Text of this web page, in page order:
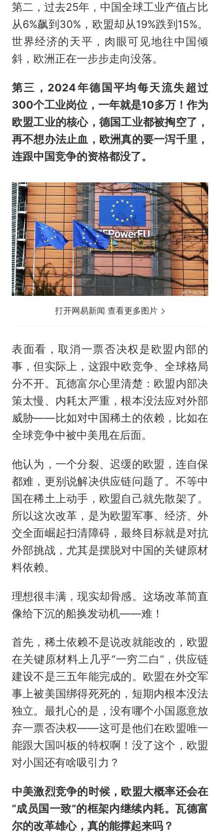
第二，过去25年，中国全球工业产值占比
从6%飙到30%，欧盟却从19%跌到15%。
世界经济的天平，肉眼可见地往中国倾
斜，欧洲正在一步步走向没落。
第三，2024年德国平均每天流失超过
300个工业岗位，一年就是10多万！作为
欧盟工业的核心，德国工业都被掏空了，
再不想办法止血，欧洲真的要一泻千里，
连跟中国竞争的资格都没了。
打开网易新闻 查看更多图片
表面看，取消一票否决权是欧盟内部的
事，但实际上，这跟中欧竞争、全球格局
分不开。瓦德富尔心里清楚：欧盟内部决
策太慢、内耗太严重，根本没法应对外部
威胁——比如对中国稀土的依赖，比如在
全球竞争中被中美甩在后面。
他认为，一个分裂、迟缓的欧盟，连自保
都难，更别说解决供应链问题了。不等中
国在稀土上动手，欧盟自己就先散架了。
所以这次改革，是为欧盟军事、经济、外
交全面崛起扫清障碍，最终目标就是对抗
外部挑战，尤其是摆脱对中国的关键原材
料依赖。
理想很丰满，现实却骨感。这场改革简直
像给下沉的船换发动机——难！
首先，稀土依赖不是说改就能改的，欧盟
在关键原材料上几乎“一穷二白”，供应链
建设不是三五年能完成的。欧盟在外交军
事上被美国绑得死死的，短期内根本没法
独立。最扎心的是，没有哪个小国愿意放
弃一票否决权——这可是他们在欧盟唯一
能跟大国叫板的特权啊！没了这个，欧盟
对小国还有啥吸引力？
中美激烈竞争的时候，欧盟大概率还会在
“成员国一致”的框架内继续内耗。瓦德富
尔的改革雄心，真的能撑起来吗？